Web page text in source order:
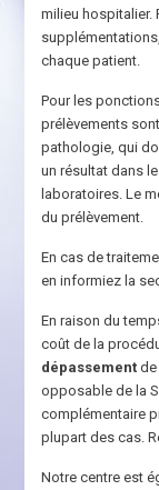
milieu hospitalier.
chaque patient.
Pour les
prélèvements
pathologie, qui
un résultat dans
laboratoires. Le
du prélèvement.
En cas de
en informiez la
En raison du
coût de la
dépassementde
opposable de la
complémentaire
plupart des cas.
Notre centre est